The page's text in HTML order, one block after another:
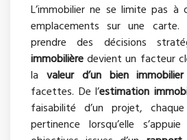
L’immobilier ne se limite pas
emplacements sur une carte.
prendre des décisions
immobilièredevient un facteur
la valeur d’un bien immobilier
facettes. De l’estimation
faisabilité d’un projet,
pertinence lorsqu’elle